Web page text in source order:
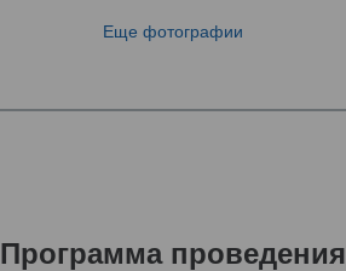
Еще фотографии
Программа проведения